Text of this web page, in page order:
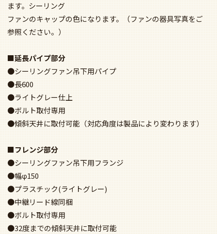
ます。シーリング
ファンのキャップの色になります。（ファンの器具写真をご
参照ください。）
■延長パイプ部分
●シーリングファン吊下用パイプ
●長600
●ライトグレー仕上
●ボルト取付専用
●傾斜天井に取付可能（対応角度は製品により変わります）
■フレンジ部分
●シーリングファン吊下用フランジ
●幅φ150
●プラスチック(ライトグレー)
●中継リード線同梱
●ボルト取付専用
●32度までの傾斜天井に取付可能